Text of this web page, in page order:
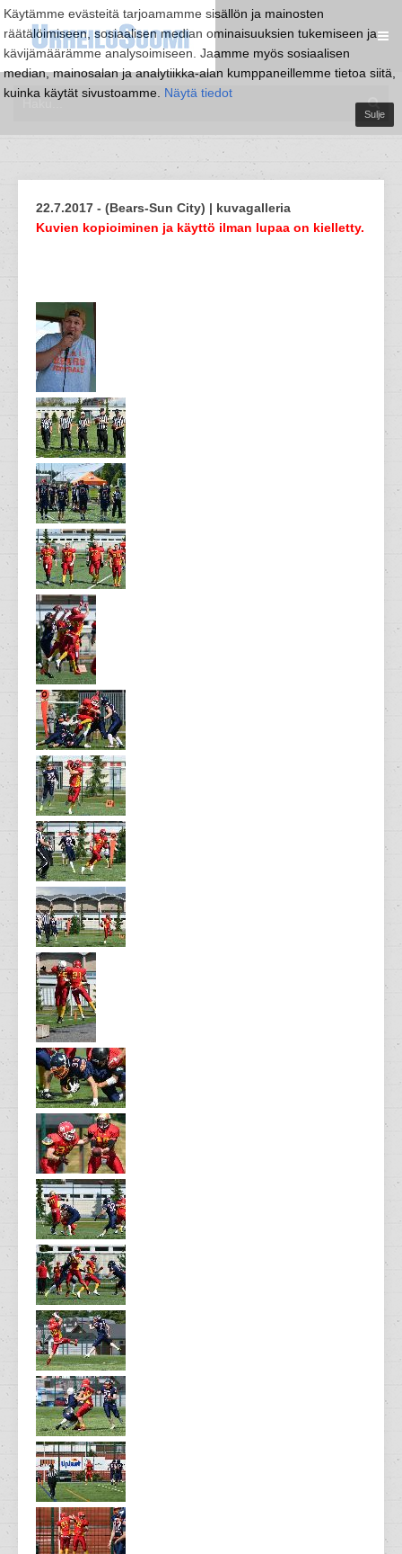
Käytämme evästeitä tarjoamamme sisällön ja mainosten
räätälöimiseen, sosiaalisen median ominaisuuksien tukemiseen ja
kävijämäärämme analysoimiseen. Jaamme myös sosiaalisen
median, mainosalan ja analytiikka-alan kumppaneillemme tietoa siitä,
kuinka käytät sivustoamme. Näytä tiedot
Sulje
22.7.2017 - (Bears-Sun City) | kuvagalleria
Kuvien kopioiminen ja käyttö ilman lupaa on kielletty.